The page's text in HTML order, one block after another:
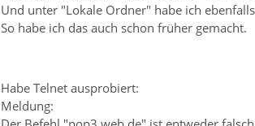
Und unter "Lokale Ordner" habe ich
So habe ich das auch schon früher gemacht.
Habe Telnet ausprobiert:
Meldung: